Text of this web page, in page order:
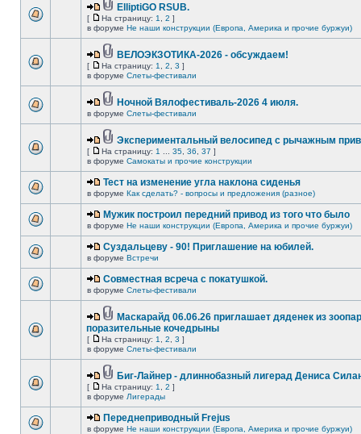
ElliptiGO RSUB.
[ На страницу: 1 2 ]
в форуме Не наши конструкции (Европа, Америка и прочие буржуи)
ВЕЛОЭКЗОТИКА-2026 - обсуждаем!
[ На страницу: 1 2 3 ]
в форуме Слеты-фестивали
Ночной Вялофестиваль-2026 4 июля.
в форуме Слеты-фестивали
Экспериментальный велосипед с рычажным
[ На страницу: 1 35 36 37 ]
в форуме Самокаты и прочие конструкции
Тест на изменение угла наклона сиденья
в форуме Как сделать? - вопросы и предложения (разное)
Мужик построил передний привод из того что было
в форуме Не наши конструкции (Европа, Америка и прочие буржуи)
Суздальцеву - 90! Приглашение на юбилей.
в форуме Встречи
Совместная всреча с покатушкой.
в форуме Слеты-фестивали
Маскарайд 06.06.26 приглашает дяденек из
поразительные кочедрыны
[ На страницу: 1 2 3 ]
в форуме Слеты-фестивали
Биг-Лайнер - длиннобазный лигерад Дениса
[ На страницу: 1 2 ]
в форуме Лигерады
Переднеприводный Frejus
в форуме Не наши конструкции (Европа, Америка и прочие буржуи)